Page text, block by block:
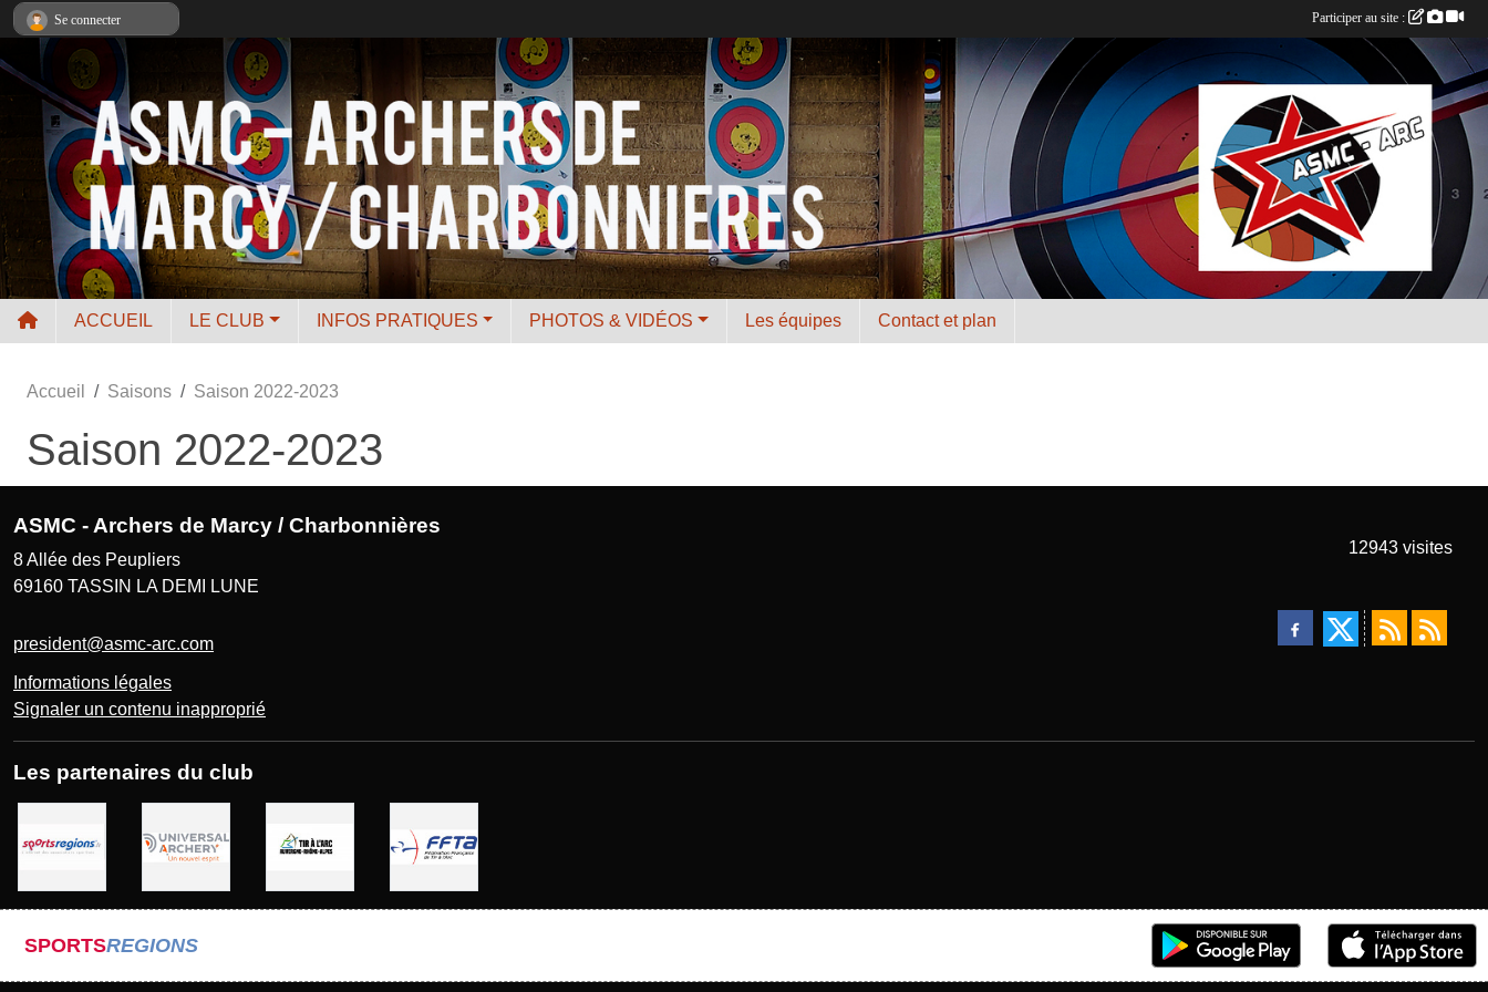
ACCUEIL LE CLUB INFOS PRATIQUES PHOTOS & VIDÉOS Les équipes Contact et plan
Accueil Saisons Saison 2022-2023
Saison 2022-2023
ASMC - Archers de Marcy / Charbonnières
8 Allée des Peupliers
69160 TASSIN LA DEMI LUNE
president@asmc-arc.com
Informations légales
Signaler un contenu inapproprié
12943 visites
Les partenaires du club
SPORTSREGIONS
Se connecter Participer au site :
Panneau de gestion des cookies